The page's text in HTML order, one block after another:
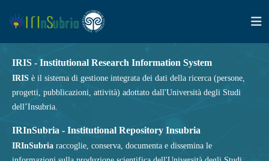
IRIS - Institutional Research Information System
IRIS è il sistema di gestione integrata dei dati della ricerca (persone,
progetti, pubblicazioni, attività) adottato dall'Università degli Studi
dell’Insubria.
IRInSubria - Institutional Repository Insubria
IRInSubria raccoglie, conserva, documenta e dissemina le